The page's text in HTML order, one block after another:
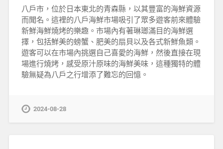
八戶市，位於日本東北的青森縣，以其豐富的海鮮資源
而聞名。這裡的八戶海鮮市場吸引了眾多遊客前來體驗
新鮮海鮮燒烤的樂趣。市場內有著琳瑯滿目的海鮮選
擇，包括鮮美的螃蟹、肥美的扇貝以及各式新鮮魚類。
遊客可以在市場內挑選自己喜愛的海鮮，然後直接在現
場進行燒烤，感受原汁原味的海鮮美味，這種獨特的體
驗無疑為八戶之行增添了難忘的回憶。
2024-08-28